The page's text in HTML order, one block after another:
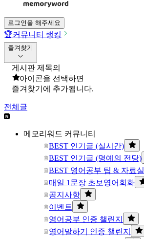
로그인을 해주세요
🏆커뮤니티 랭킹
즐겨찾기
게시판 제목의
아이콘을 선택하면
즐겨찾기에 추가됩니다.
전체글
메모리워드 커뮤니티
BEST 인기글 (실시간)
BEST 인기글 (명예의 전당)
BEST 영어공부 팁 & 자료실
매일 1문장 초보영어회화
공지사항
이벤트
영어공부 인증 챌린지
영어말하기 인증 챌린지